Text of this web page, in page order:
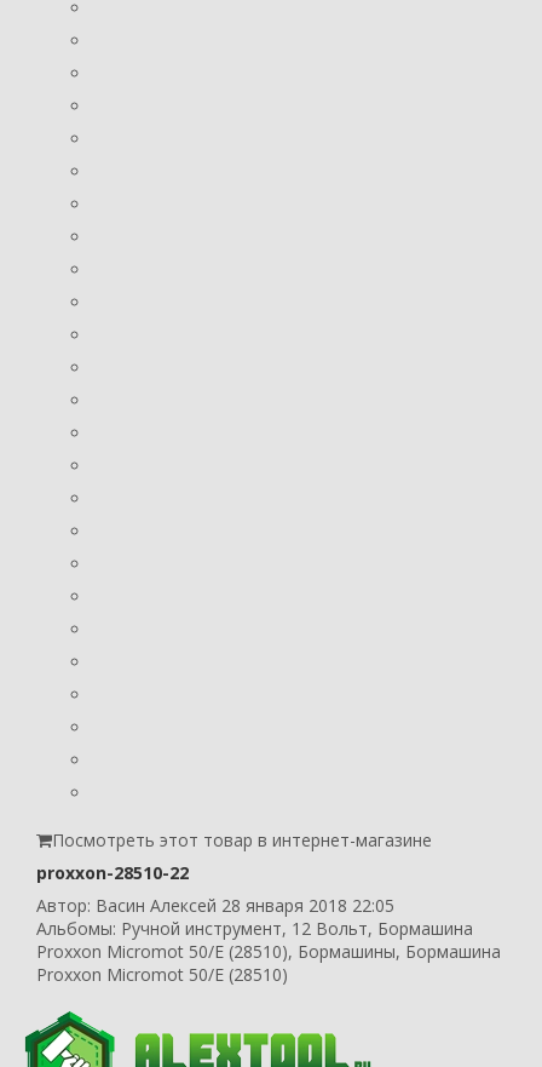
Посмотреть этот товар в интернет-магазине
proxxon-28510-22
Автор: Васин Алексей 28 января 2018 22:05
Альбомы: Ручной инструмент, 12 Вольт, Бормашина
Proxxon Micromot 50/E (28510), Бормашины, Бормашина
Proxxon Micromot 50/E (28510)